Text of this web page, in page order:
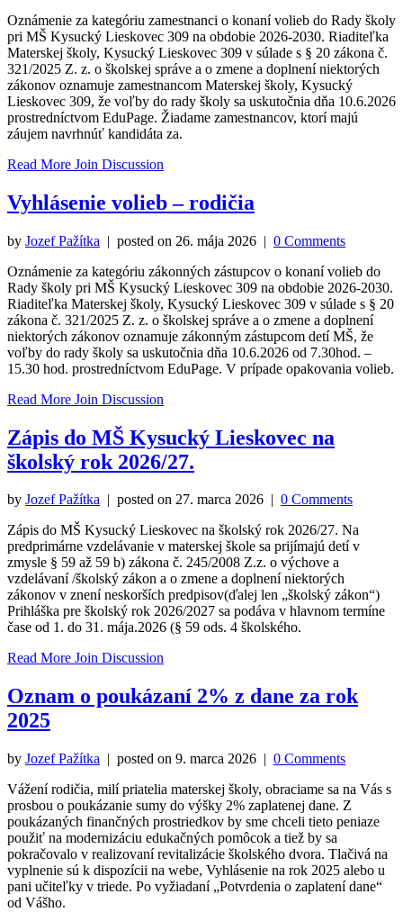
Oznámenie za kategóriu zamestnanci o konaní volieb do Rady školy
pri MŠ Kysucký Lieskovec 309 na obdobie 2026-2030. Riaditeľka
Materskej školy, Kysucký Lieskovec 309 v súlade s § 20 zákona č.
321/2025 Z. z. o školskej správe a o zmene a doplnení niektorých
zákonov oznamuje zamestnancom Materskej školy, Kysucký
Lieskovec 309, že voľby do rady školy sa uskutočnia dňa 10.6.2026
prostredníctvom EduPage. Žiadame zamestnancov, ktorí majú
záujem navrhnúť kandidáta za.
Read More Join Discussion
Vyhlásenie volieb – rodičia
by Jozef Pažítka | posted on 26. mája 2026 | 0 Comments
Oznámenie za kategóriu zákonných zástupcov o konaní volieb do
Rady školy pri MŠ Kysucký Lieskovec 309 na obdobie 2026-2030.
Riaditeľka Materskej školy, Kysucký Lieskovec 309 v súlade s § 20
zákona č. 321/2025 Z. z. o školskej správe a o zmene a doplnení
niektorých zákonov oznamuje zákonným zástupcom detí MŠ, že
voľby do rady školy sa uskutočnia dňa 10.6.2026 od 7.30hod. –
15.30 hod. prostredníctvom EduPage. V prípade opakovania volieb.
Read More Join Discussion
Zápis do MŠ Kysucký Lieskovec na
školský rok 2026/27.
by Jozef Pažítka | posted on 27. marca 2026 | 0 Comments
Zápis do MŠ Kysucký Lieskovec na školský rok 2026/27. Na
predprimárne vzdelávanie v materskej škole sa prijímajú detí v
zmysle § 59 až 59 b) zákona č. 245/2008 Z.z. o výchove a
vzdelávaní /školský zákon a o zmene a doplnení niektorých
zákonov v znení neskorších predpisov(ďalej len „školský zákon“)
Prihláška pre školský rok 2026/2027 sa podáva v hlavnom termíne
čase od 1. do 31. mája.2026 (§ 59 ods. 4 školského.
Read More Join Discussion
Oznam o poukázaní 2% z dane za rok
2025
by Jozef Pažítka | posted on 9. marca 2026 | 0 Comments
Vážení rodičia, milí priatelia materskej školy, obraciame sa na Vás s
prosbou o poukázanie sumy do výšky 2% zaplatenej dane. Z
poukázaných finančných prostriedkov by sme chceli tieto peniaze
použiť na modernizáciu edukačných pomôcok a tiež by sa
pokračovalo v realizovaní revitalizácie školského dvora. Tlačivá na
vyplnenie sú k dispozícii na webe, Vyhlásenie na rok 2025 alebo u
pani učiteľky v triede. Po vyžiadaní „Potvrdenia o zaplatení dane“
od Vášho.